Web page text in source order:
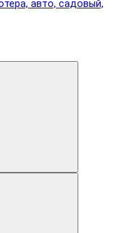
авто, садовый,